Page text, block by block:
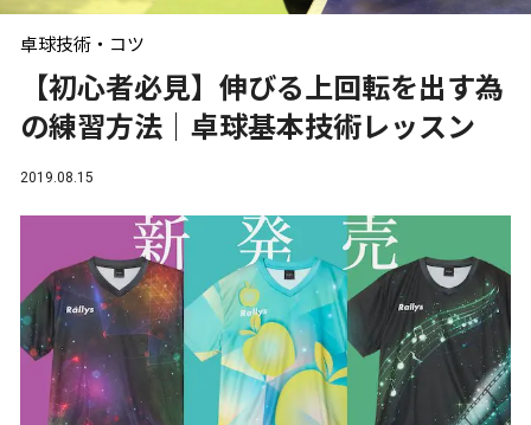
卓球技術・コツ
【初心者必見】伸びる上回転を出す為
の練習方法｜卓球基本技術レッスン
2019.08.15